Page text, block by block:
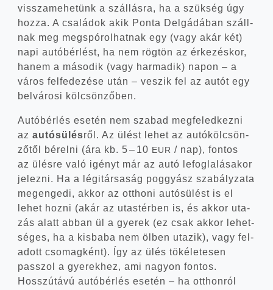
vissza­me­he­tünk a szál­lás­ra, ha a szük­ség úgy
hoz­za. A csa­lá­dok akik Pon­ta Del­gádá­ban száll­
nak meg meg­spó­rol­hat­nak egy (vagy akár két)
napi autó­bér­lést, ha nem rög­tön az érke­zés­kor,
hanem a máso­dik (vagy har­ma­dik) napon – a
város fel­fe­de­zé­se után – veszik fel az autót egy
bel­vá­ro­si kölcsönzőben.
Autó­bér­lés ese­tén nem sza­bad meg­fe­led­kez­ni
az autós­ülésről. Az ülést lehet az autó­köl­csön­
ző­től bérel­ni (ára kb. 5 – 10 EUR / nap), fon­tos
az ülés­re való igényt már az autó lefog­la­lá­sa­kor
jelez­ni. Ha a légi­tár­sa­ság poggyász sza­bály­za­ta
meg­en­ge­di, akkor az ott­ho­ni autós­ülést is el
lehet hoz­ni (akár az utas­tér­ben is, és akkor uta­
zás alatt abban ül a gye­rek (ez csak akkor lehet­
sé­ges, ha a kis­ba­ba nem ölben uta­zik), vagy fel­
adott cso­mag­ként). Így az ülés töké­le­te­sen
passzol a gye­rek­hez, ami nagyon fon­tos.
Hosszú­tá­vú autó­bér­lés ese­tén – ha ott­hon­ról